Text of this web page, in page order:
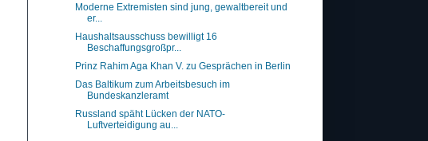
Moderne Extremisten sind jung, gewaltbereit und
er...
Haushaltsausschuss bewilligt 16
Beschaffungsgroßpr...
Prinz Rahim Aga Khan V. zu Gesprächen in Berlin
Das Baltikum zum Arbeitsbesuch im
Bundeskanzleramt
Russland späht Lücken der NATO-
Luftverteidigung au...